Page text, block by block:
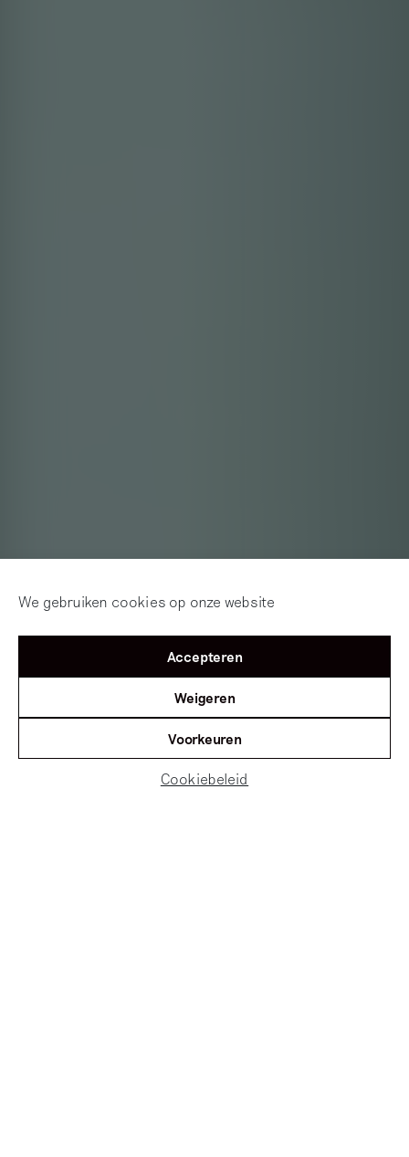
We gebruiken cookies op onze website
Accepteren
Weigeren
Voorkeuren
Cookiebeleid